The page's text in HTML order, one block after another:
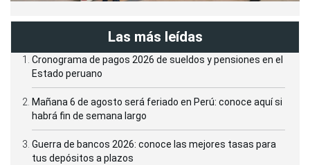
Las más leídas
Cronograma de pagos 2026 de sueldos y pensiones en el
Estado peruano
Mañana 6 de agosto será feriado en Perú: conoce aquí si
habrá fin de semana largo
Guerra de bancos 2026: conoce las mejores tasas para
tus depósitos a plazos